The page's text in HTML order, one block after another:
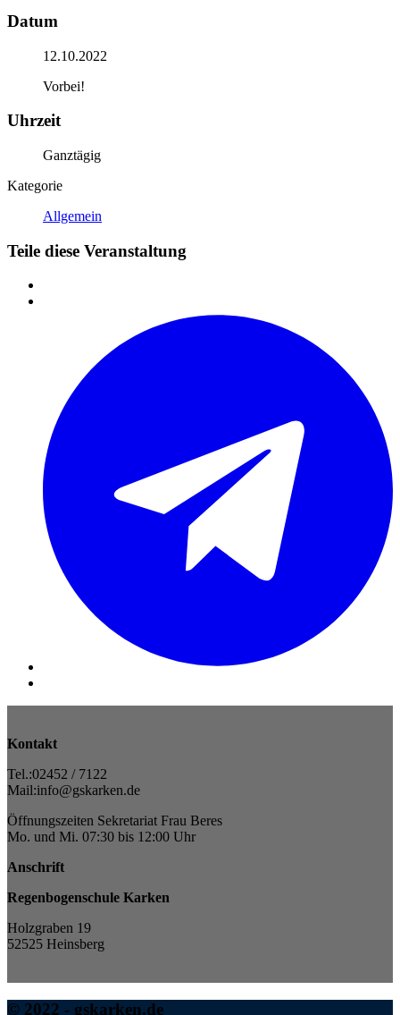
Datum
12.10.2022
Vorbei!
Uhrzeit
Ganztägig
Kategorie
Allgemein
Teile diese Veranstaltung
Kontakt
Tel.:02452 / 7122
Mail:info@gskarken.de
Öffnungszeiten Sekretariat Frau Beres
Mo. und Mi. 07:30 bis 12:00 Uhr
Anschrift
Regenbogenschule Karken
Holzgraben 19
52525 Heinsberg
© 2022 - gskarken.de